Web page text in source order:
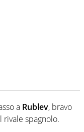
a Rublev, bravo
spagnolo.